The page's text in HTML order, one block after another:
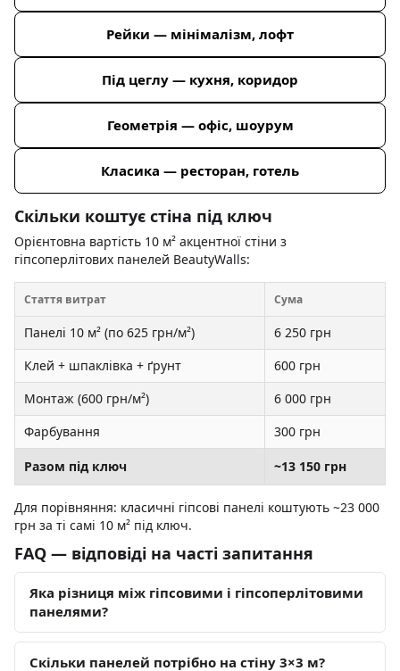
Рейки — мінімалізм, лофт
Під цеглу — кухня, коридор
Геометрія — офіс, шоурум
Класика — ресторан, готель
Скільки коштує стіна під ключ
Орієнтовна вартість 10 м² акцентної стіни з
гіпсоперлітових панелей BeautyWalls:
Стаття витрат Сума
Панелі 10 м² (по 625 грн/м²)
6 250 грн
Клей + шпаклівка + ґрунт
600 грн
Монтаж (600 грн/м²)
6 000 грн
Фарбування
300 грн
Разом під ключ ~13 150 грн
Для порівняння: класичні гіпсові панелі коштують ~23 000
грн за ті самі 10 м² під ключ.
FAQ — відповіді на часті запитання
Яка різниця між гіпсовими і гіпсоперлітовими
панелями?
Скільки панелей потрібно на стіну 3×3 м?